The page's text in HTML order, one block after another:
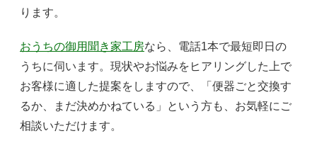
ります。
おうちの御用聞き家工房なら、電話1本で最短即日の
うちに伺います。現状やお悩みをヒアリングした上で
お客様に適した提案をしますので、「便器ごと交換す
るか、まだ決めかねている」という方も、お気軽にご
相談いただけます。